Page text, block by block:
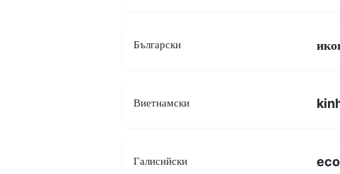
Български
Виетнамски
Галисийски